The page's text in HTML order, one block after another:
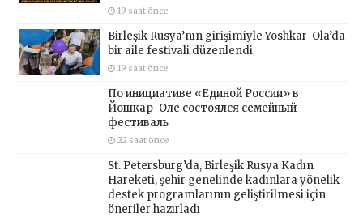
19 saat önce
Birleşik Rusya’nın girişimiyle Yoshkar-Ola’da
bir aile festivali düzenlendi
19 saat önce
По инициативе «Единой России» в
Йошкар-Оле состоялся семейный
фестиваль
22 saat önce
St. Petersburg’da, Birleşik Rusya Kadın
Hareketi, şehir genelinde kadınlara yönelik
destek programlarının geliştirilmesi için
öneriler hazırladı